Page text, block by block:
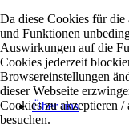
Über uns
Da diese Cookies für die
und Funktionen
Auswirkungen auf die
Cookies jederzeit
Browsereinstellungen
dieser Webseite
Cookies zu akzeptieren /
besuchen.